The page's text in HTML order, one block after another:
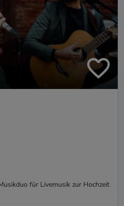
für Livemusik zur Hochzeit